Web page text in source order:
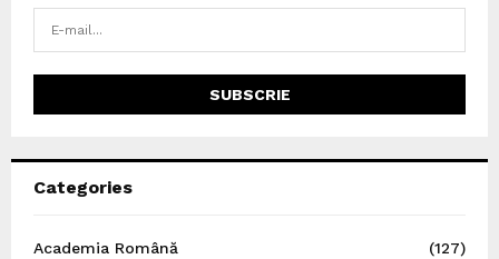
Categories
Academia Română
(127)